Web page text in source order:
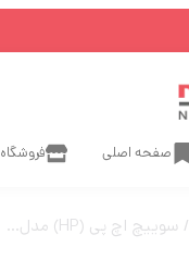
صفحه اصلی فروشگاه
/ سوییچ اچ پی (HP) مدل 2920-24G-PoE+ کد J9727A دارای 24 پورت